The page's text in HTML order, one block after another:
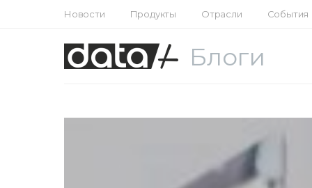
Новости Продукты Отрасли События
Блоги